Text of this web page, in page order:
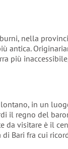
nella
antica.
più
in un
il regno del
da visitare è il
Bari fra cui